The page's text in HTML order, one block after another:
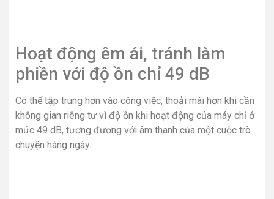
Hoạt động êm ái, tránh làm
phiền với độ ồn chỉ 49 dB
Có thể tập trung hơn vào công việc, thoải mái hơn khi cần
không gian riêng tư vì độ ồn khi hoạt động của máy chỉ ở
mức 49 dB, tương đương với âm thanh của một cuộc trò
chuyện hàng ngày.